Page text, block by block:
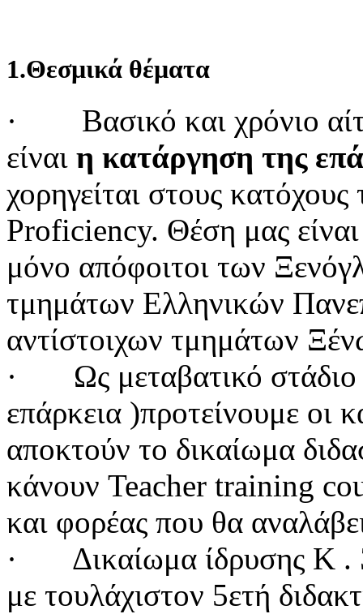
1.Θεσμικά θέματα
·
Βασικό και χρόνιο
είναι η κατάργηση της
χορηγείται στους κατόχους
Proficiency. Θέση μας
μόνο απόφοιτοι των
τμημάτων Ελληνικών
αντίστοιχων τμημάτων
·
Ως μεταβατικό
επάρκεια )προτείνουμε οι
αποκτούν το δικαίωμα
κάνουν Teacher training
και φορέας που θα
·
Δικαίωμα ίδρυσης Κ .
με τουλάχιστον 5ετή